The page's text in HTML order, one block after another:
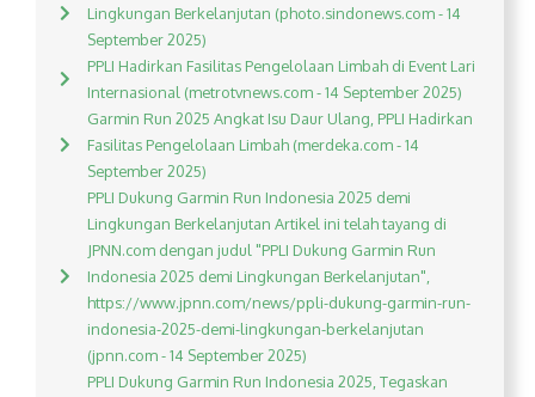
Lingkungan Berkelanjutan (photo.sindonews.com - 14
September 2025)
PPLI Hadirkan Fasilitas Pengelolaan Limbah di Event Lari
Internasional (metrotvnews.com - 14 September 2025)
Garmin Run 2025 Angkat Isu Daur Ulang, PPLI Hadirkan
Fasilitas Pengelolaan Limbah (merdeka.com - 14
September 2025)
PPLI Dukung Garmin Run Indonesia 2025 demi
Lingkungan Berkelanjutan Artikel ini telah tayang di
JPNN.com dengan judul "PPLI Dukung Garmin Run
Indonesia 2025 demi Lingkungan Berkelanjutan",
https://www.jpnn.com/news/ppli-dukung-garmin-run-
indonesia-2025-demi-lingkungan-berkelanjutan
(jpnn.com - 14 September 2025)
PPLI Dukung Garmin Run Indonesia 2025, Tegaskan